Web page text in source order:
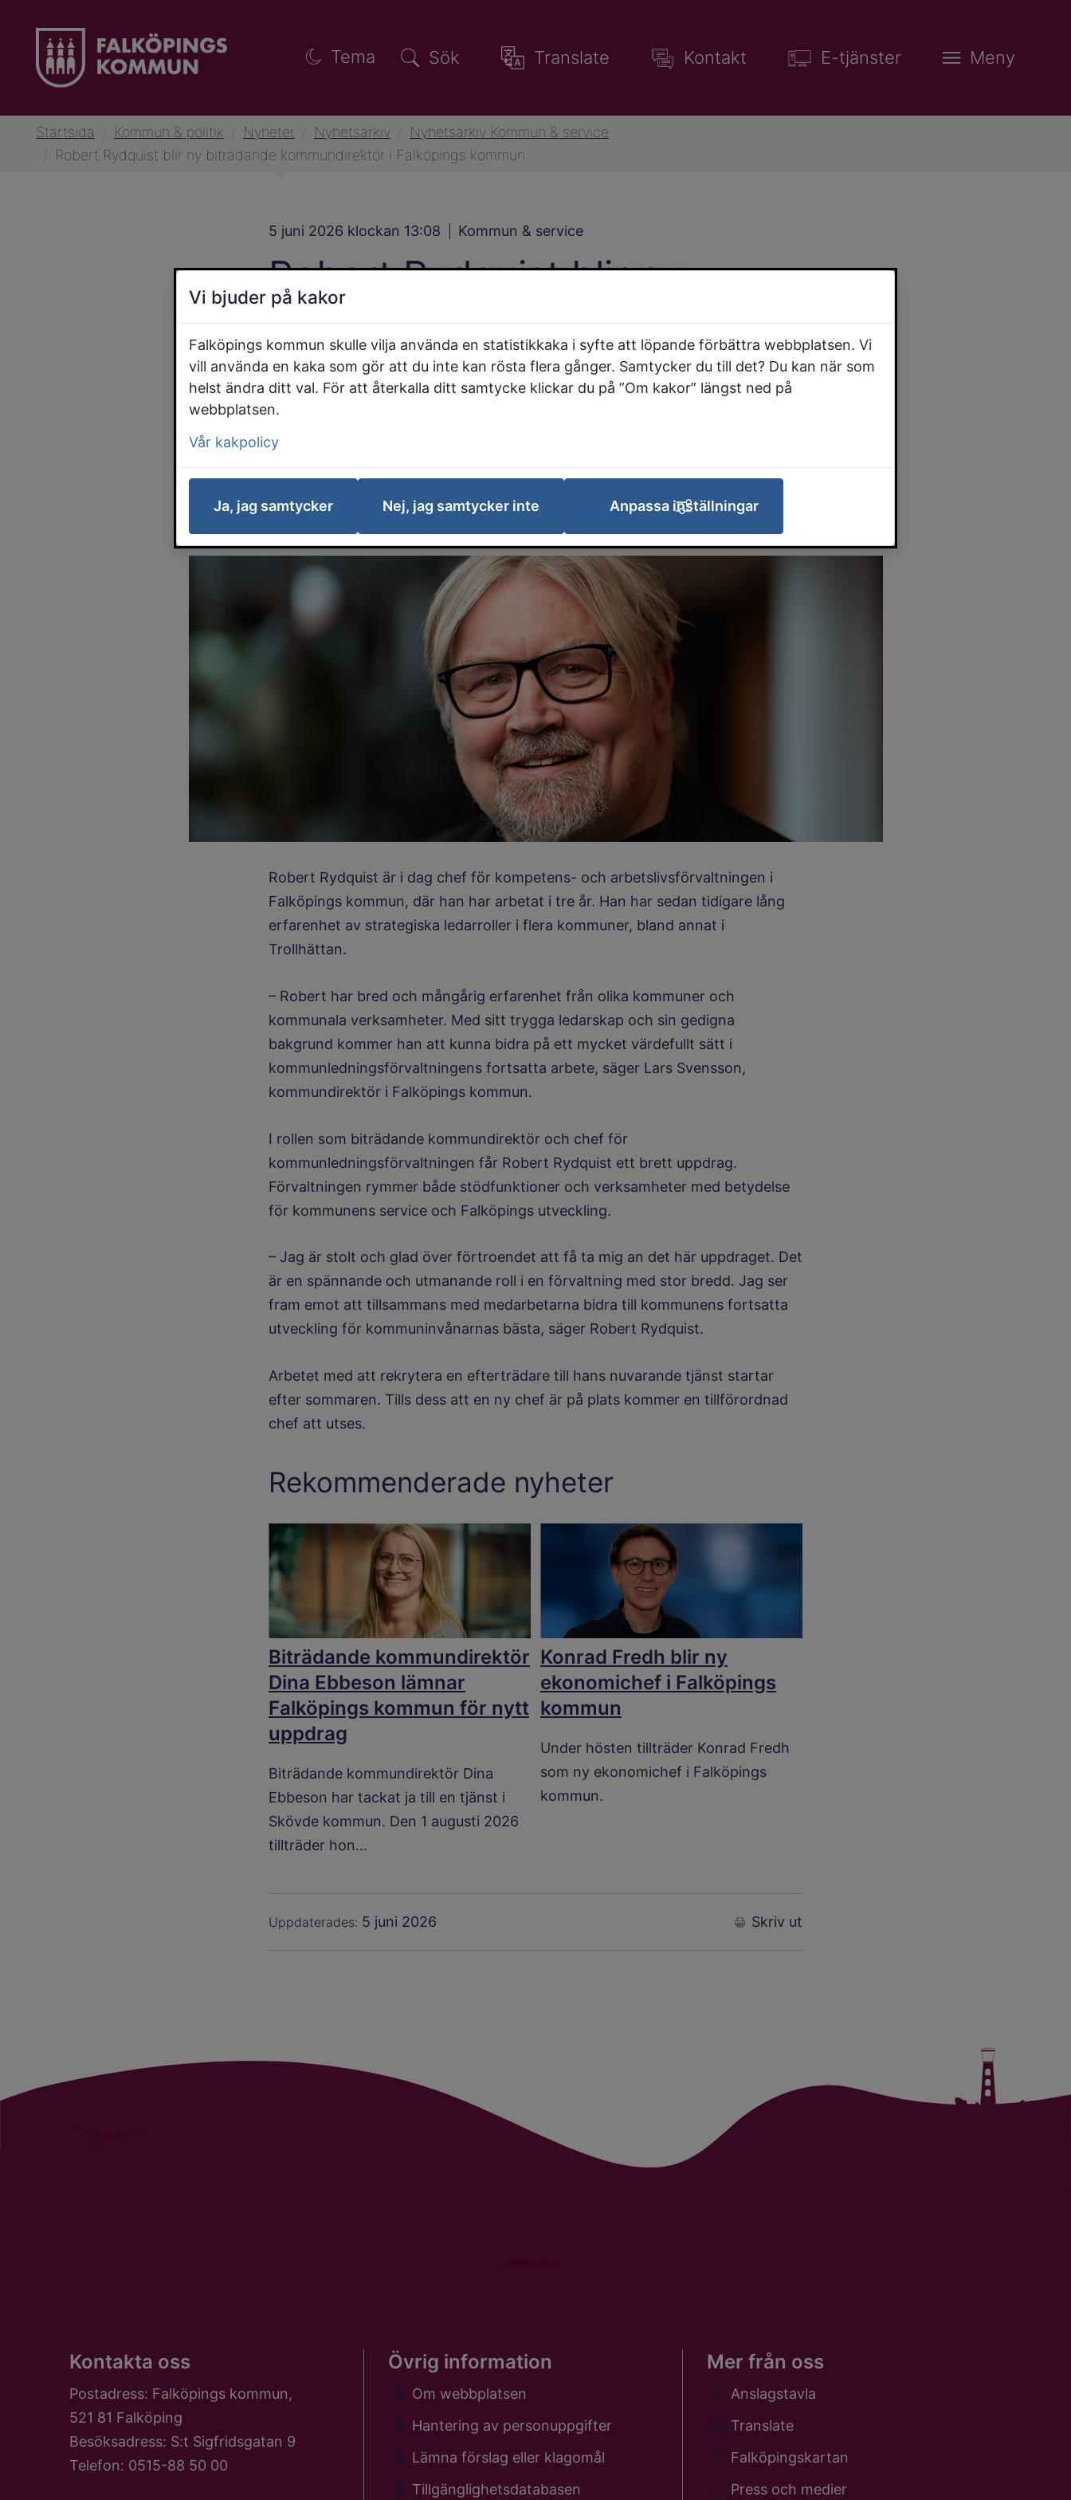
Tema Sök Translate Kontakt E-tjänster Meny
Startsida Kommun & politik Nyheter Nyhetsarkiv
Nyhetsarkiv Kommun & service
Robert Rydquist blir ny biträdande kommundirektör i Falköpings kommun
5 juni 2026 klockan 13:08 Kommun & service
Robert Rydquist blir ny
biträdande kommundirektör i
Falköpings kommun
chef för kommunledningsförvaltningen i Falköpings
kommun. Han efterträder Dina Ebbeson och börjar sin
nya tjänst den 10 augusti.
Robert Rydquist är i dag chef för kompetens- och arbetslivsförvaltningen i
Falköpings kommun, där han har arbetat i tre år. Han har sedan tidigare lång
erfarenhet av strategiska ledarroller i flera kommuner, bland annat i
Trollhättan.
– Robert har bred och mångårig erfarenhet från olika kommuner och
kommunala verksamheter. Med sitt trygga ledarskap och sin gedigna
bakgrund kommer han att kunna bidra på ett mycket värdefullt sätt i
kommunledningsförvaltningens fortsatta arbete, säger Lars Svensson,
kommundirektör i Falköpings kommun.
I rollen som biträdande kommundirektör och chef för
kommunledningsförvaltningen får Robert Rydquist ett brett uppdrag.
Förvaltningen rymmer både stödfunktioner och verksamheter med betydelse
för kommunens service och Falköpings utveckling.
– Jag är stolt och glad över förtroendet att få ta mig an det här uppdraget. Det
är en spännande och utmanande roll i en förvaltning med stor bredd. Jag ser
fram emot att tillsammans med medarbetarna bidra till kommunens fortsatta
utveckling för kommuninvånarnas bästa, säger Robert Rydquist.
Arbetet med att rekrytera en efterträdare till hans nuvarande tjänst startar
efter sommaren. Tills dess att en ny chef är på plats kommer en tillförordnad
chef att utses.
Rekommenderade nyheter
Biträdande kommundirektör
Dina Ebbeson lämnar
Falköpings kommun för nytt
uppdrag
Biträdande kommundirektör Dina
Ebbeson har tackat ja till en tjänst i
Skövde kommun. Den 1 augusti 2026
tillträder hon...
Konrad Fredh blir ny
ekonomichef i Falköpings
kommun
Under hösten tillträder Konrad Fredh
som ny ekonomichef i Falköpings
kommun.
Uppdaterades: 5 juni 2026 Skriv ut
Kontakta oss
Postadress: Falköpings kommun,
521 81 Falköping
Besöksadress: S:t Sigfridsgatan 9
Telefon: 0515-88 50 00
Övrig information
Om webbplatsen
Hantering av personuppgifter
Lämna förslag eller klagomål
Tillgänglighetsdatabasen
Mer från oss
Anslagstavla
Translate
Falköpingskartan
Press och medier
Vi bjuder på kakor
Falköpings kommun skulle vilja använda en statistikkaka i syfte att löpande förbättra webbplatsen. Vi
vill använda en kaka som gör att du inte kan rösta flera gånger. Samtycker du till det? Du kan när som
helst ändra ditt val. För att återkalla ditt samtycke klickar du på ”Om kakor” längst ned på
webbplatsen.
Vår kakpolicy
Ja, jag samtycker Nej, jag samtycker inte Anpassa inställningar